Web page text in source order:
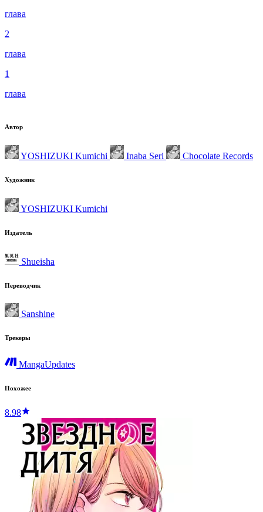
глава
2
глава
1
глава
Автор
YOSHIZUKI Kumichi Inaba Seri Chocolate Records
Художник
YOSHIZUKI Kumichi
Издатель
Shueisha
Переводчик
Sanshine
Трекеры
MangaUpdates
Похожее
8.98